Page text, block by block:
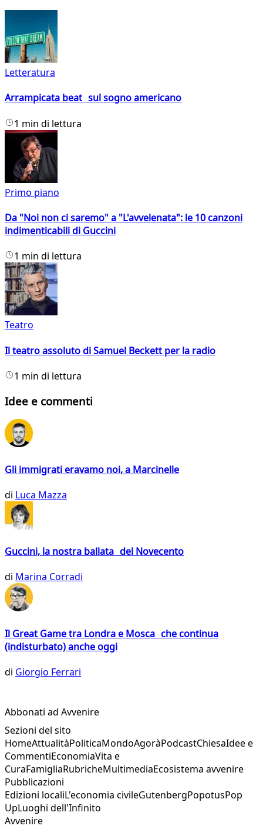
Letteratura
Arrampicata beat sul sogno americano
1 min di lettura
Primo piano
Da "Noi non ci saremo" a "L'avvelenata": le 10 canzoni
indimenticabili di Guccini
1 min di lettura
Teatro
Il teatro assoluto di Samuel Beckett per la radio
1 min di lettura
Idee e commenti
Gli immigrati eravamo noi, a Marcinelle
di Luca Mazza
Guccini, la nostra ballata del Novecento
di Marina Corradi
Il Great Game tra Londra e Mosca che continua
(indisturbato) anche oggi
di Giorgio Ferrari
Abbonati ad Avvenire
Sezioni del sito
HomeAttualitàPoliticaMondoAgoràPodcastChiesaIdee e
CommentiEconomiaVita e
CuraFamigliaRubricheMultimediaEcosistema avvenire
Pubblicazioni
Edizioni localiL'economia civileGutenbergPopotusPop
UpLuoghi dell'Infinito
Avvenire